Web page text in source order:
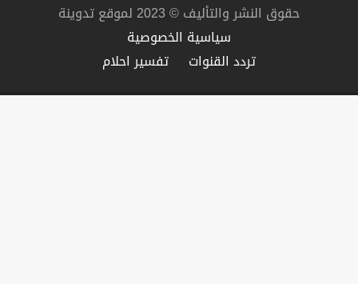
حقوق النشر والتأليف © 2023 لموقع تدوينة
سياسية الخصوصية
تردد القنوات
تفسير احلام